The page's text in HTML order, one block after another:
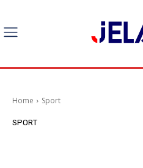
Home Sport
SPORT